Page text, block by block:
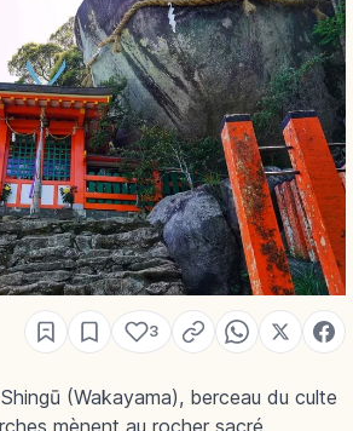
3
(Wakayama), berceau du culte